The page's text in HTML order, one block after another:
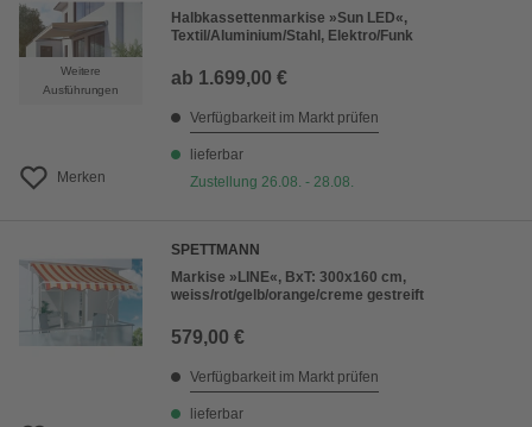
Weitere
Ausführungen
Merken
Halbkassettenmarkise »Sun LED«,
Textil/Aluminium/Stahl, Elektro/Funk
ab 1.699,00 €
Verfügbarkeit im Markt prüfen
lieferbar
Zustellung 26.08. - 28.08.
SPETTMANN
Markise »LINE«, BxT: 300x160 cm,
weiss/rot/gelb/orange/creme gestreift
579,00 €
Verfügbarkeit im Markt prüfen
lieferbar